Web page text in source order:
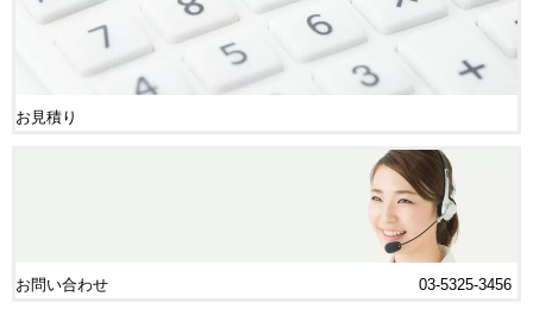
お見積り
お問い合わせ 03-5325-3456